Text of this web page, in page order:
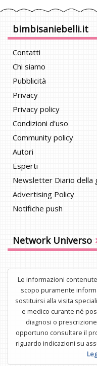
bimbisaniebelli.it
Contatti
Chi siamo
Pubblicità
Privacy
Privacy policy
Condizioni d'uso
Community policy
Autori
Esperti
Newsletter Diario della
Advertising Policy
Notifiche push
Network Universo
Le informazioni
scopo puramente
sostituirsi alla visita
e medico curante né
diagnosi o
opportuno consultare il
riguardo indicazioni su